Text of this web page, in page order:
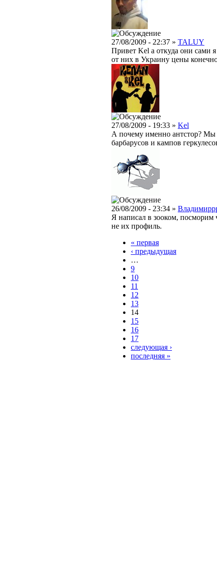
27/08/2009 - 22:37 » TALUY
Привет Kel а откуда они сами
от них в Украину цены
27/08/2009 - 19:33 » Kel
А почему именно антстор?
барбарусов и кампов
26/08/2009 - 23:34 »
Я написал в зооком, посморим
не их профиль.
« первая
‹ предыдущая
…
9
10
11
12
13
14
15
16
17
следующая ›
последняя »